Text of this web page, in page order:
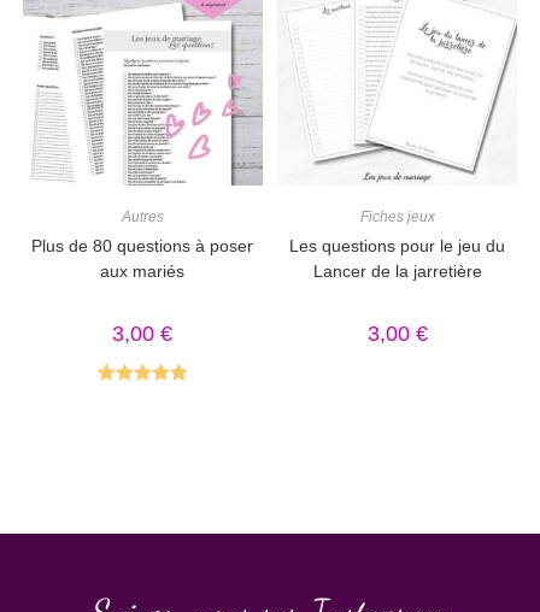
Autres
Plus de 80 questions à poser
aux mariés
3,00€
Fiches jeux
Les questions pour le jeu du
Lancer de la jarretière
3,00 €